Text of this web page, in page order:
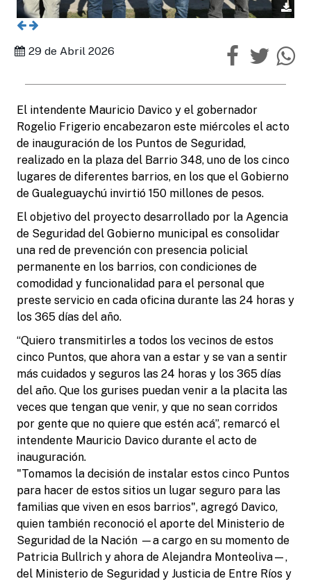
29 de Abril 2026
El intendente Mauricio Davico y el gobernador
Rogelio Frigerio encabezaron este miércoles el acto
de inauguración de los Puntos de Seguridad,
realizado en la plaza del Barrio 348, uno de los cinco
lugares de diferentes barrios, en los que el Gobierno
de Gualeguaychú invirtió 150 millones de pesos.
El objetivo del proyecto desarrollado por la Agencia
de Seguridad del Gobierno municipal es consolidar
una red de prevención con presencia policial
permanente en los barrios, con condiciones de
comodidad y funcionalidad para el personal que
preste servicio en cada oficina durante las 24 horas y
los 365 días del año.
“Quiero transmitirles a todos los vecinos de estos
cinco Puntos, que ahora van a estar y se van a sentir
más cuidados y seguros las 24 horas y los 365 días
del año. Que los gurises puedan venir a la placita las
veces que tengan que venir, y que no sean corridos
por gente que no quiere que estén acá”, remarcó el
intendente Mauricio Davico durante el acto de
inauguración.
"Tomamos la decisión de instalar estos cinco Puntos
para hacer de estos sitios un lugar seguro para las
familias que viven en esos barrios", agregó Davico,
quien también reconoció el aporte del Ministerio de
Seguridad de la Nación —a cargo en su momento de
Patricia Bullrich y ahora de Alejandra Monteoliva—,
del Ministerio de Seguridad y Justicia de Entre Ríos y